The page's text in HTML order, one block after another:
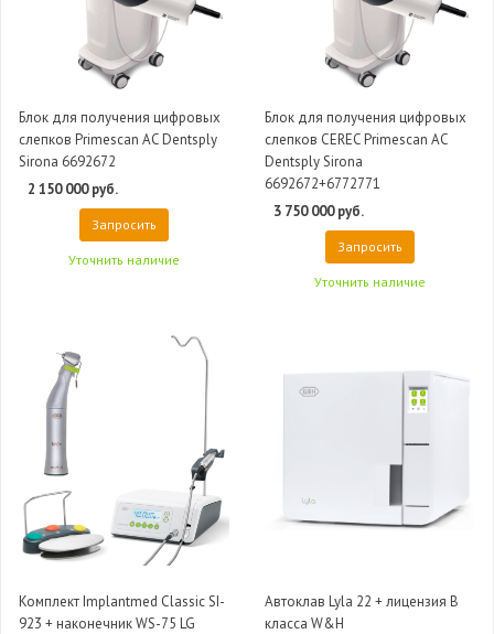
Блок для получения цифровых
слепков Primescan AC Dentsply
Sirona 6692672
2 150 000 руб.
Запросить
Уточнить наличие
Блок для получения цифровых
слепков CEREC Primescan AC
Dentsply Sirona
6692672+6772771
3 750 000 руб.
Запросить
Уточнить наличие
Комплект Implantmed Classic SI-
923 + наконечник WS-75 LG
Автоклав Lyla 22 + лицензия B
класса W&H